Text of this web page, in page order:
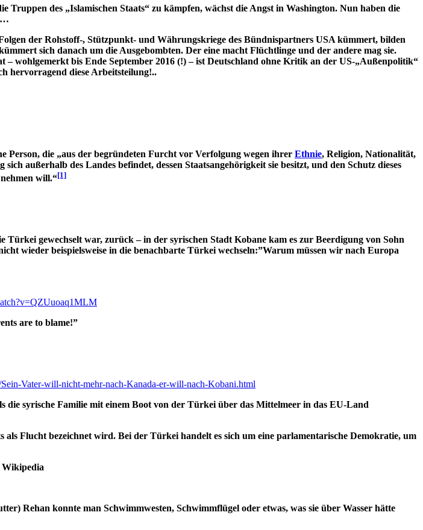
Truppen des „Islamischen Staats“ zu kämpfen, wächst die Angst in Washington. Nun haben die
der Rohstoff-, Stützpunkt- und Währungskriege des Bündnispartners USA kümmert, bilden
sich danach um die Ausgebombten. Der eine macht Flüchtlinge und der andere mag sie.
wohlgemerkt bis Ende September 2016 (!) – ist Deutschland ohne Kritik an der US-„Außenpolitik“
hervorragend diese Arbeitsteilung!..
Person, die „aus der begründeten Furcht vor Verfolgung wegen ihrer Ethnie, Religion, Nationalität,
außerhalb des Landes befindet, dessen Staatsangehörigkeit sie besitzt, und den Schutz dieses
will.“[1]
gewechselt war, zurück – in der syrischen Stadt Kobane kam es zur Beerdigung von Sohn
wieder beispielsweise in die benachbarte Türkei wechseln:”Warum müssen wir nach Europa
are to blame!”
Vater-will-nicht-mehr-nach-Kanada-er-will-nach-Kobani.html
syrische Familie mit einem Boot von der Türkei über das Mittelmeer in das EU-Land
Flucht bezeichnet wird. Bei der Türkei handelt es sich um eine parlamentarische Demokratie, um
Wikipedia
Rehan konnte man Schwimmwesten, Schwimmflügel oder etwas, was sie über Wasser hätte